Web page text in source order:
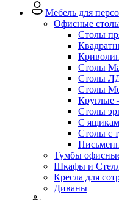
Мебель для
Офисные
Столы
Столы
Столы
Столы
Круглые
Столы
С
Столы с
Тумбы
Шкафы и
Кресла для
Диваны